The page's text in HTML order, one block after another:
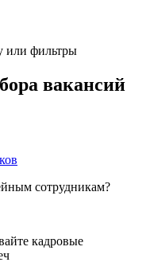
или фильтры
вакансий
сотрудникам?
кадровые